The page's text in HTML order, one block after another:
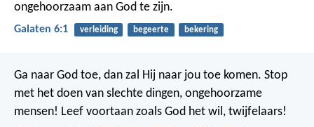
ongehoorzaam aan God te zijn.
Galaten 6:1 verleiding begeerte bekering
Ga naar God toe, dan zal Hij naar jou toe komen. Stop
met het doen van slechte dingen, ongehoorzame
mensen! Leef voortaan zoals God het wil, twijfelaars!